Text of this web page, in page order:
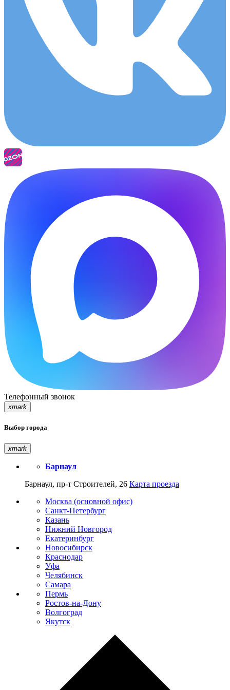
Телефонный звонок
xmark
Выбор города
xmark
Барнаул
Барнаул, пр-т Строителей, 26 Карта проезда
Москва (основной офис)
Санкт-Петербург
Казань
Нижний Новгород
Екатеринбург
Новосибирск
Краснодар
Уфа
Челябинск
Самара
Пермь
Ростов-на-Дону
Волгоград
Якутск